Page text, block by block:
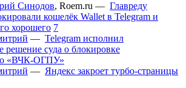
Синодов, Roem.ru — Главреду
кошелёк Wallet в Telegram и
хорошего 7
— Telegram исполнил
решение суда о блокировке
«ВЧК-ОГПУ»
— Яндекс закроет турбо-страницы